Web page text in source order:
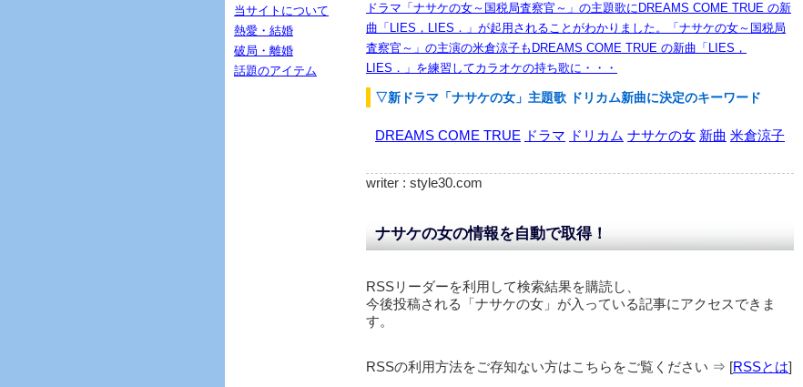
ドラマ「ナサケの女～国税局査察官～」の主題歌にDREAMS COME TRUE の新
曲「LIES，LIES．」が起用されることがわかりました。「ナサケの女～国税局
査察官～」の主演の米倉涼子もDREAMS COME TRUE の新曲「LIES，
LIES．」を練習してカラオケの持ち歌に・・・
▽新ドラマ「ナサケの女」主題歌 ドリカム新曲に決定のキーワード
DREAMS COME TRUE ドラマ ドリカム ナサケの女 新曲 米倉涼子
writer : style30.com
ナサケの女の情報を自動で取得！
RSSリーダーを利用して検索結果を購読し、
今後投稿される「ナサケの女 」が入っている記事にアクセスできま
す。
RSSの利用方法をご存知ない方はこちらをご覧ください ⇒ [RSSとは]
当サイトについて
熱愛・結婚
破局・離婚
話題のアイテム